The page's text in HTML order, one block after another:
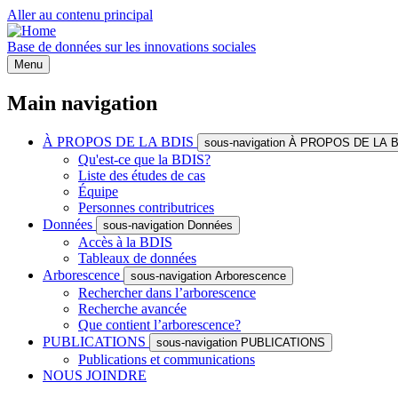
Aller au contenu principal
Base de données sur les innovations sociales
Menu
Main navigation
À PROPOS DE LA BDIS sous-navigation À PROPOS DE LA
Qu'est-ce que la BDIS?
Liste des études de cas
Équipe
Personnes contributrices
Données
sous-navigation Données
Accès à la BDIS
Tableaux de données
Arborescence
sous-navigation Arborescence
Rechercher dans l’arborescence
Recherche avancée
Que contient l’arborescence?
PUBLICATIONS
sous-navigation PUBLICATIONS
Publications et communications
NOUS JOINDRE